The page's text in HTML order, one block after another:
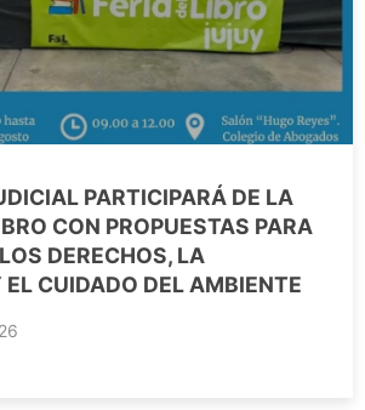
PARTICIPARÁ DE LA
CON PROPUESTAS PARA
DERECHOS, LA
CUIDADO DEL AMBIENTE